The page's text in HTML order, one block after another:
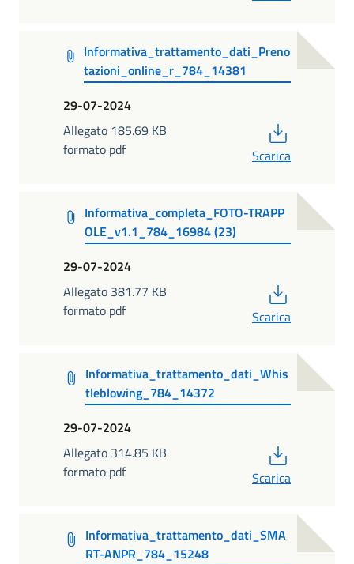
Informativa_trattamento_dati_Preno
tazioni_online_r_784_14381
29-07-2024
Allegato 185.69 KB
formato pdf
Scarica
Informativa_completa_FOTO-TRAPP
OLE_v1.1_784_16984 (23)
29-07-2024
Allegato 381.77 KB
formato pdf
Scarica
Informativa_trattamento_dati_Whis
tleblowing_784_14372
29-07-2024
Allegato 314.85 KB
formato pdf
Scarica
Informativa_trattamento_dati_SMA
RT-ANPR_784_15248